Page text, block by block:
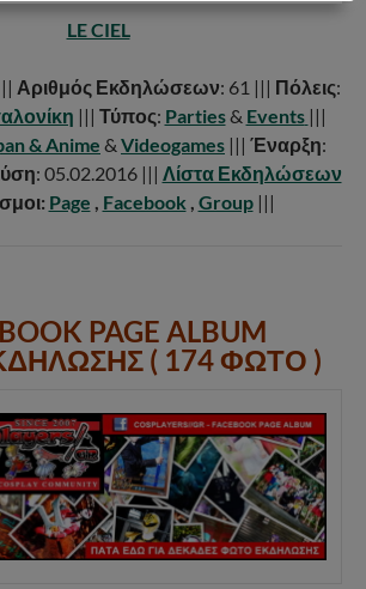
LE CIEL
Αριθμός Εκδηλώσεων: 61 ||| Πόλεις:
||| Τύπος: Parties& Events |||
& Anime & Videogames ||| Έναρξη:
: 05.02.2016 ||| Λίστα Εκδηλώσεων
Page , Facebook , Group|||
PAGE ALBUM
( 174 ΦΩΤΟ )